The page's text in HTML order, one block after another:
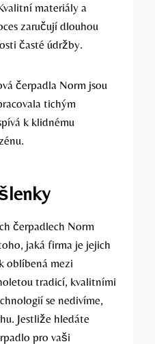
materiály a
zaručují dlouhou
časté údržby.
čerpadla Norm jsou
tichým
k klidnému
čerpadlech Norm
jaká firma je jejich
oblíbená mezi
tradicí, kvalitními
se nedivíme,
Jestliže hledáte
pro vaši